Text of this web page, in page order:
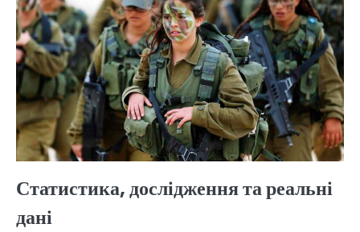
Статистика, дослідження та реальні
дані